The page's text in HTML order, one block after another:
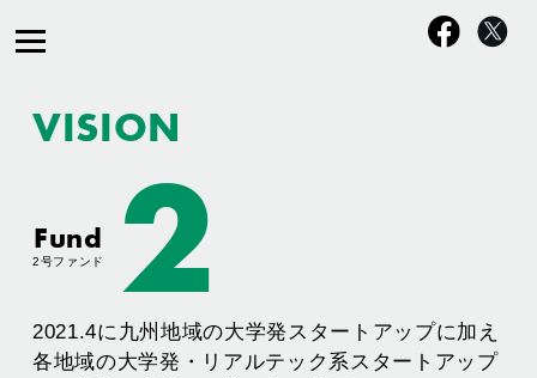
VISION
Fund
2号ファンド 2
2021.4に九州地域の大学発スタートアップに加え
各地域の大学発・リアルテック系スタートアップ